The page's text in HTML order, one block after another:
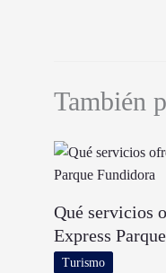
También
Qué servicios
Express
Turismo